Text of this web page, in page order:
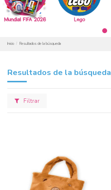
Inicio Resultados de la búsqueda
Resultados de la búsqueda
Filtrar